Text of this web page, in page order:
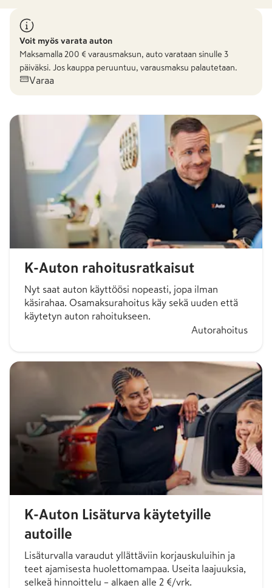
Voit myös varata auton
Maksamalla 200 € varausmaksun, auto varataan sinulle 3
päiväksi. Jos kauppa peruuntuu, varausmaksu palautetaan.
Varaa
K-Auton rahoitusratkaisut
Nyt saat auton käyttöösi nopeasti, jopa ilman
käsirahaa. Osamaksurahoitus käy sekä uuden että
käytetyn auton rahoitukseen.
Autorahoitus
K-Auton Lisäturva käytetyille
autoille
Lisäturvalla varaudut yllättäviin korjauskuluihin ja
teet ajamisesta huolettomampaa. Useita laajuuksia,
selkeä hinnoittelu – alkaen alle 2 €/vrk.